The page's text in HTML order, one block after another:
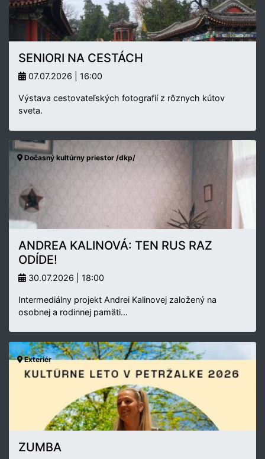
SENIORI NA CESTÁCH
07.07.2026 | 16:00
Výstava cestovateľských fotografií z rôznych kútov
sveta.
Dočasný kultúrny priestor /dkp/
ANDREA KALINOVÁ: TEN RUS RAZ
ODÍDE!
30.07.2026 | 18:00
Intermediálny projekt Andrei Kalinovej založený na
osobnej a rodinnej pamäti…
Exteriér
ZUMBA